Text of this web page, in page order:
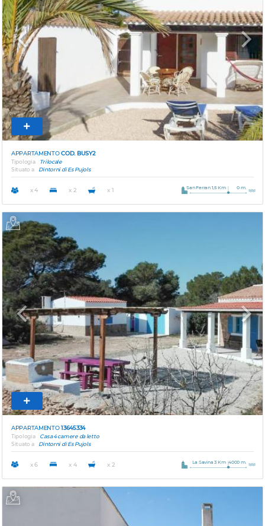
Previous Next
APPARTAMENTOCOD. BUSY2
Tipologia
Trilocale
Situato a
Dintorni di Es Pujols
x 4 x 2 x 1 San Ferran 1,5 Km 0 m.
Previous Next
APPARTAMENTO13645334
Tipologia
Casa 4 camere da letto
Situato a
Dintorni di Es Pujols
x 6 x 4 x 2 La Savina 3 Km 4000 m.